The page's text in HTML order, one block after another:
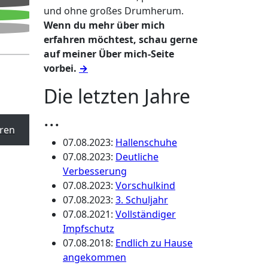
und ohne großes Drumherum.
Wenn du mehr über mich
erfahren möchtest, schau gerne
auf meiner Über mich-Seite
vorbei. →
Die letzten Jahre
...
07.08.2023: Hallenschuhe
07.08.2023: Deutliche
Verbesserung
07.08.2023: Vorschulkind
07.08.2023: 3. Schuljahr
07.08.2021: Vollständiger
Impfschutz
07.08.2018: Endlich zu Hause
angekommen